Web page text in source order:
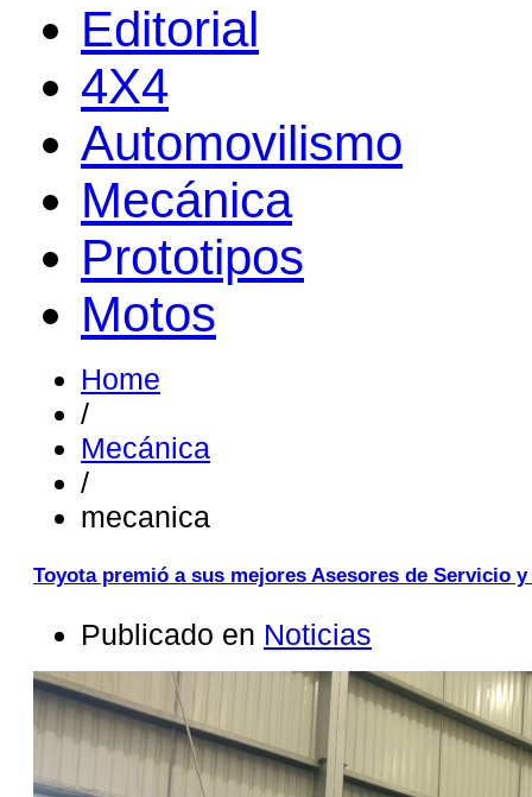
Editorial
4X4
Automovilismo
Mecánica
Prototipos
Motos
Home
/
Mecánica
/
mecanica
Toyota premió a sus mejores Asesores de Servicio
Publicado en Noticias